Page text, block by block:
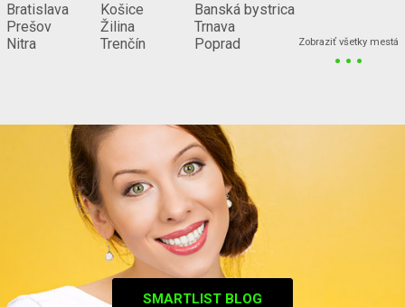
Bratislava
Prešov
Nitra
Košice
Žilina
Trenčín
Banská bystrica
Trnava
Poprad
Zobraziť všetky mestá
...
SMARTLIST BLOG